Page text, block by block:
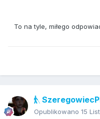
To na tyle, miłego
Opublikowano 15